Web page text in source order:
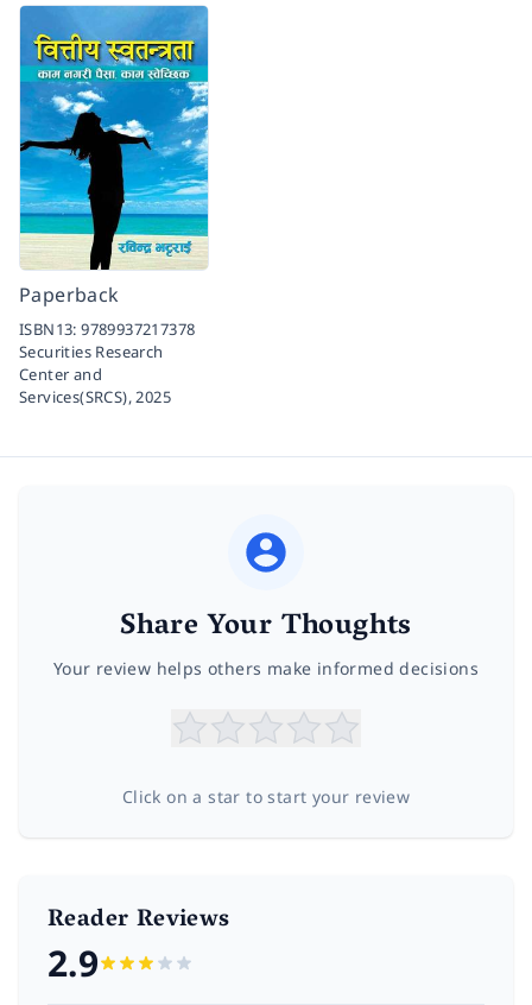
Paperback
ISBN13:9789937217378
Securities Research
Center and
Services(SRCS),2025
Share Your Thoughts
Your review helps others make informed decisions
Click on a star to start your review
Reader Reviews
2.9